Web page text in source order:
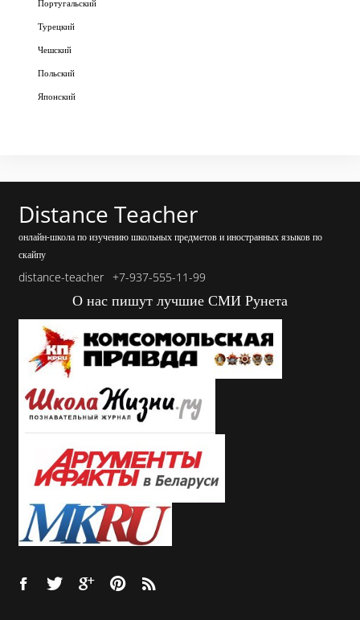
Португальский
Турецкий
Чешский
Польский
Японский
Distance Teacher
онлайн-школа по изучению школьных предметов и иностранных языков по
скайпу
distance-teacher +7-937-555-11-99
О нас пишут лучшие СМИ Рунета